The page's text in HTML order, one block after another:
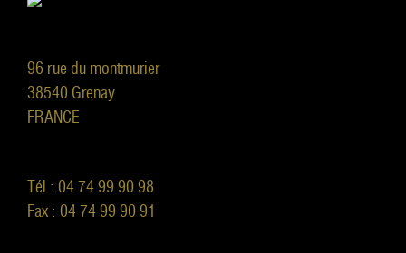
96 rue du montmurier
38540 Grenay
FRANCE
Tél : 04 74 99 90 98
Fax : 04 74 99 90 91